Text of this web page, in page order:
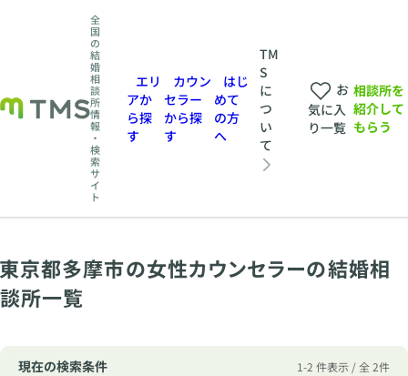
全
国
の
結
婚
相
談
所
情
報
・
検
索
サ
イ
ト
エリ
アか
ら探
す
カウン
セラー
から探
す
はじ
めて
の方
へ
TM
S
に
つ
い
て
お
気に入
り一覧
相談所を
紹介して
もらう
京都多摩市の女性カウンセラーの結婚相
談所一覧
現在の検索条件 1-2 件表示 / 全 2件